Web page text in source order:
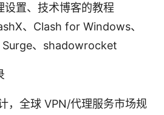
置、技术博客的教程
、Clash for Windows、
、shadowrocket
，全球 VPN/代理服务市场规